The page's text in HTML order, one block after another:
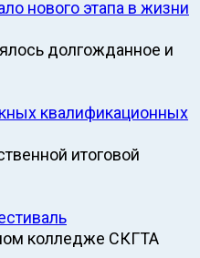
нового этапа в жизни
долгожданное и
квалификационных
итоговой
колледже СКГТА